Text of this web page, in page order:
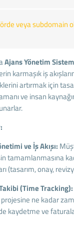
veya subdomain
Ajans Yönetim
karmaşık iş
artırmak için
ve insan
ve İş Akışı:
tamamlanmasına
(tasarım, onay,
(Time Tracking):
ne kadar
kaydetme ve